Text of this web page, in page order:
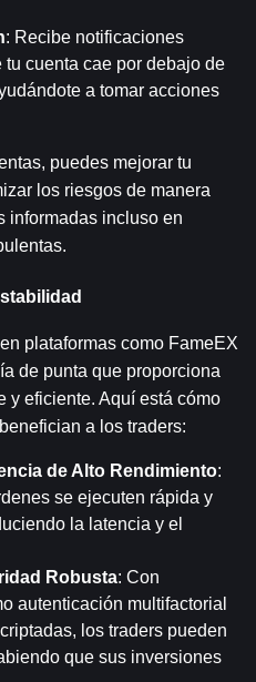
: Recibe notificaciones
cuenta cae por debajo de
a tomar acciones
puedes mejorar tu
los riesgos de manera
informadas incluso en
plataformas como FameEX
de punta que proporciona
y eficiente. Aquí está cómo
a los traders:
de Alto Rendimiento:
se ejecuten rápida y
la latencia y el
Robusta: Con
autenticación multifactorial
los traders pueden
que sus inversiones